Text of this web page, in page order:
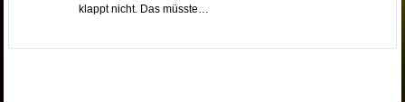
klappt nicht. Das müsste…